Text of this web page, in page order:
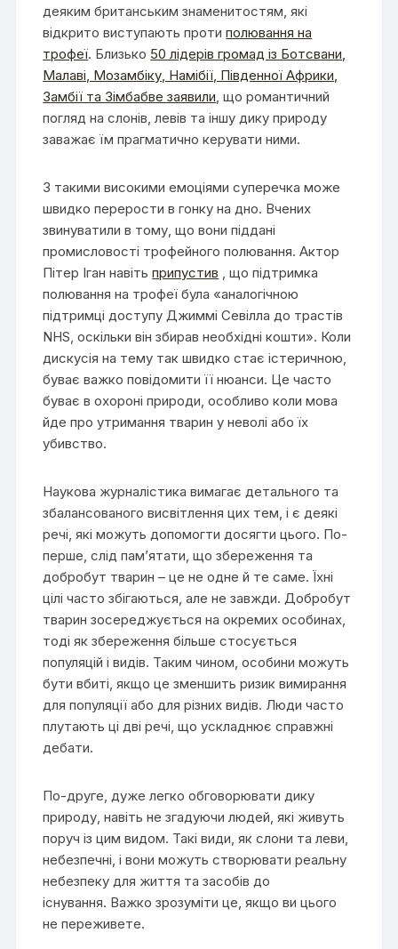
деяким британським знаменитостям, які
відкрито виступають протиполювання на
трофеї. Близько 50 лідерів громад із Ботсвани,
Малаві, Мозамбіку, Намібії, Південної Африки,
Замбії та Зімбабве заявили, що романтичний
погляд на слонів, левів та іншу дику природу
заважає їм прагматично керувати ними.
З такими високими емоціями суперечка може
швидко перерости в гонку на дно. Вчених
звинуватили в тому, що вони піддані
промисловості трофейного полювання. Актор
Пітер Іган навітьприпустив , що підтримка
полювання на трофеї була «аналогічною
підтримці доступу Джиммі Севілла до трастів
NHS, оскільки він збирав необхідні кошти». Коли
дискусія на тему так швидко стає істеричною,
буває важко повідомити її нюанси. Це часто
буває в охороні природи, особливо коли мова
йде про утримання тварин у неволі або їх
убивство.
Наукова журналістика вимагає детального та
збалансованого висвітлення цих тем, і є деякі
речі, які можуть допомогти досягти цього. По-
перше, слід пам’ятати, що збереження та
добробут тварин – це не одне й те саме. Їхні
цілі часто збігаються, але не завжди. Добробут
тварин зосереджується на окремих особинах,
тоді як збереження більше стосується
популяцій і видів. Таким чином, особини можуть
бути вбиті, якщо це зменшить ризик вимирання
для популяції або для різних видів. Люди часто
плутають ці дві речі, що ускладнює справжні
дебати.
По-друге, дуже легко обговорювати дику
природу, навіть не згадуючи людей, які живуть
поруч із цим видом. Такі види, як слони та леви,
небезпечні, і вони можуть створювати реальну
небезпеку для життя та засобів до
існування. Важко зрозуміти це, якщо ви цього
не переживете.